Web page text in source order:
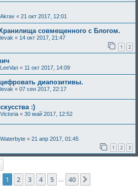
Akrav « 21 окт 2017, 12:01
совмещенного с Блогом.
levak « 14 окт 2017, 21:47
1 2
LeeVan « 11 окт 2017, 14:09
диапозитивы.
levak « 07 сен 2017, 22:17
:)
Victoria « 30 май 2017, 12:52
Waterbyte « 21 апр 2017, 01:45
1 2 3
из 40
1 2 3 4 5 40